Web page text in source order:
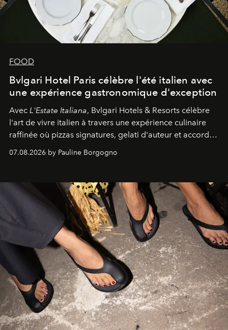
FOOD
Bvlgari Hotel Paris célèbre l'été italien avec
une expérience gastronomique d'exception
Avec L'Estate Italiana, Bvlgari Hotels & Resorts célèbre
l'art de vivre italien à travers une expérience culinaire
raffinée où pizzas signatures, gelati d'auteur et accords
d'exception composent un véritable voyage sensoriel.
07.08.2026 by Pauline Borgogno